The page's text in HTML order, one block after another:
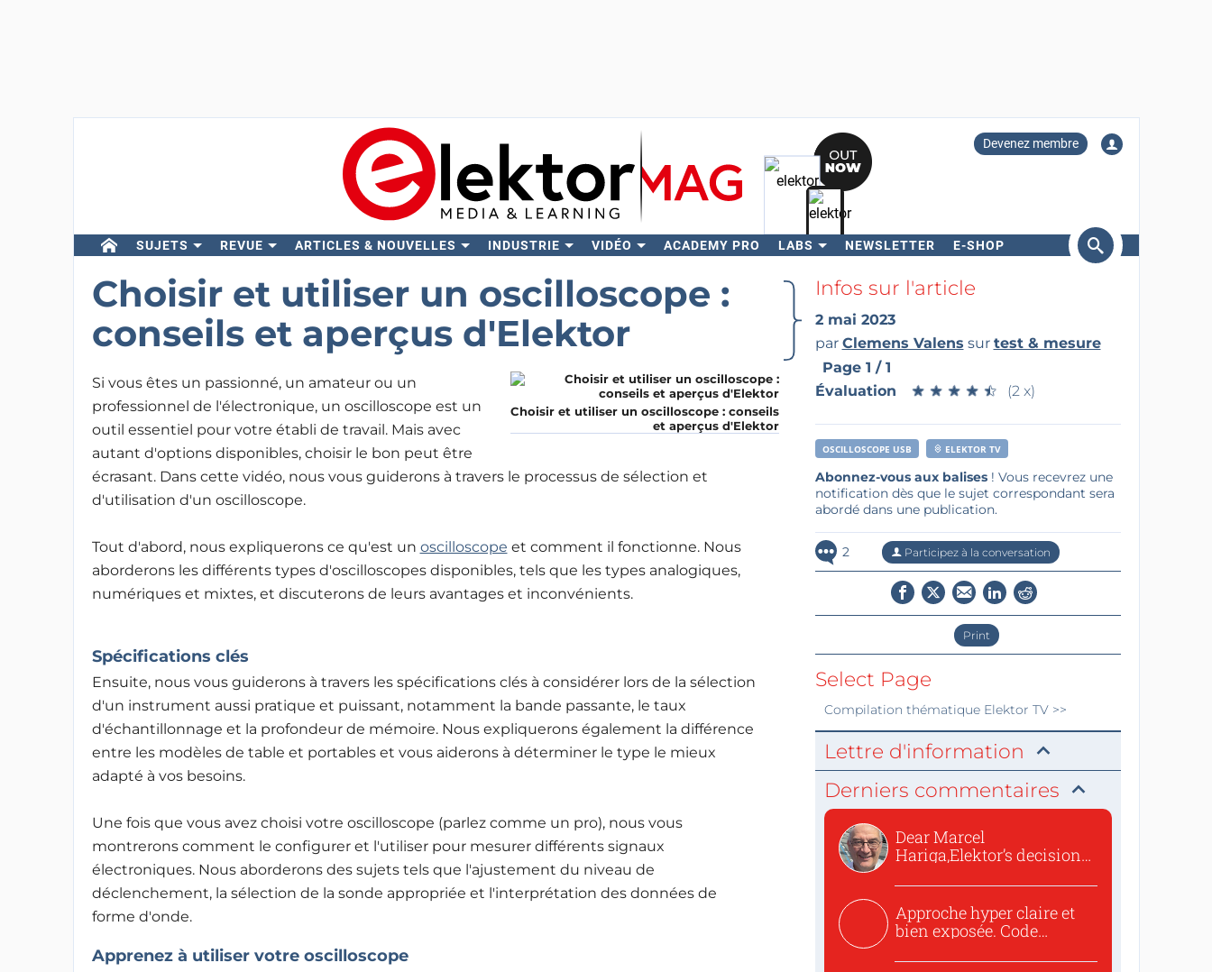
Devenez membre
SUJETS REVUE ARTICLES & NOUVELLES INDUSTRIE VIDÉO ACADEMY PRO LABS NEWSLETTER E-SHOP
Rechercher
Choisir et utiliser un oscilloscope :
conseils et aperçus d'Elektor
Choisir et utiliser un oscilloscope : conseils
et aperçus d'Elektor
Si vous êtes un passionné, un amateur ou un
professionnel de l'électronique, un oscilloscope est un
outil essentiel pour votre établi de travail. Mais avec
autant d'options disponibles, choisir le bon peut être
écrasant. Dans cette vidéo, nous vous guiderons à travers le processus de sélection et
d'utilisation d'un oscilloscope.
Tout d'abord, nous expliquerons ce qu'est un oscilloscope et comment il fonctionne. Nous
aborderons les différents types d'oscilloscopes disponibles, tels que les types analogiques,
numériques et mixtes, et discuterons de leurs avantages et inconvénients.
Spécifications clés
Ensuite, nous vous guiderons à travers les spécifications clés à considérer lors de la sélection
d'un instrument aussi pratique et puissant, notamment la bande passante, le taux
d'échantillonnage et la profondeur de mémoire. Nous expliquerons également la différence
entre les modèles de table et portables et vous aiderons à déterminer le type le mieux
adapté à vos besoins.
Une fois que vous avez choisi votre oscilloscope (parlez comme un pro), nous vous
montrerons comment le configurer et l'utiliser pour mesurer différents signaux
électroniques. Nous aborderons des sujets tels que l'ajustement du niveau de
déclenchement, la sélection de la sonde appropriée et l'interprétation des données de
forme d'onde.
Apprenez à utiliser votre oscilloscope
Infos sur l'article
2 mai 2023
par Clemens Valens sur test & mesure
Page 1 / 1
Évaluation
★ ★ ★ ★ ★
★ ★ ★ ★ ★ (2 x)
OSCILLOSCOPE USB ELEKTOR TV
Abonnez-vous aux balises! Vous recevrez une
notification dès que le sujet correspondant sera
abordé dans une publication.
2 Participez à la conversation
Print
Select Page
Compilation thématique Elektor TV>>
Lettre d'information
Derniers commentaires
Dear Marcel
Hariga,Elektor’s decision
Approche hyper claire et
bien exposée. Code